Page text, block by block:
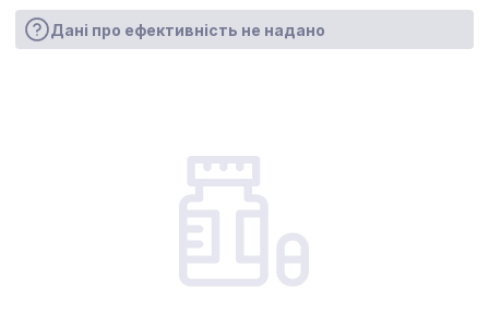
Дані про ефективність не надано